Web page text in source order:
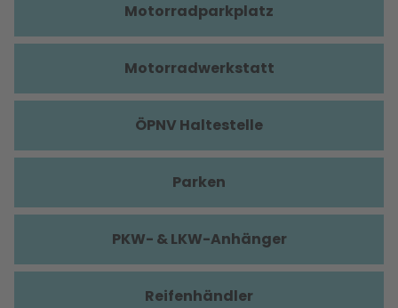
Motorradparkplatz
Motorradwerkstatt
ÖPNV Haltestelle
Parken
PKW- & LKW-Anhänger
Reifenhändler